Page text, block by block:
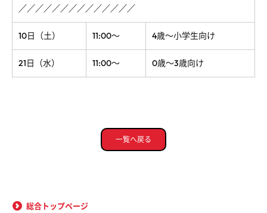
／／／／／／／／／／／／／／
10日（土） 11:00～ 4歳～小学生向け
21日（水） 11:00～ 0歳～3歳向け
一覧へ戻る
総合トップページ